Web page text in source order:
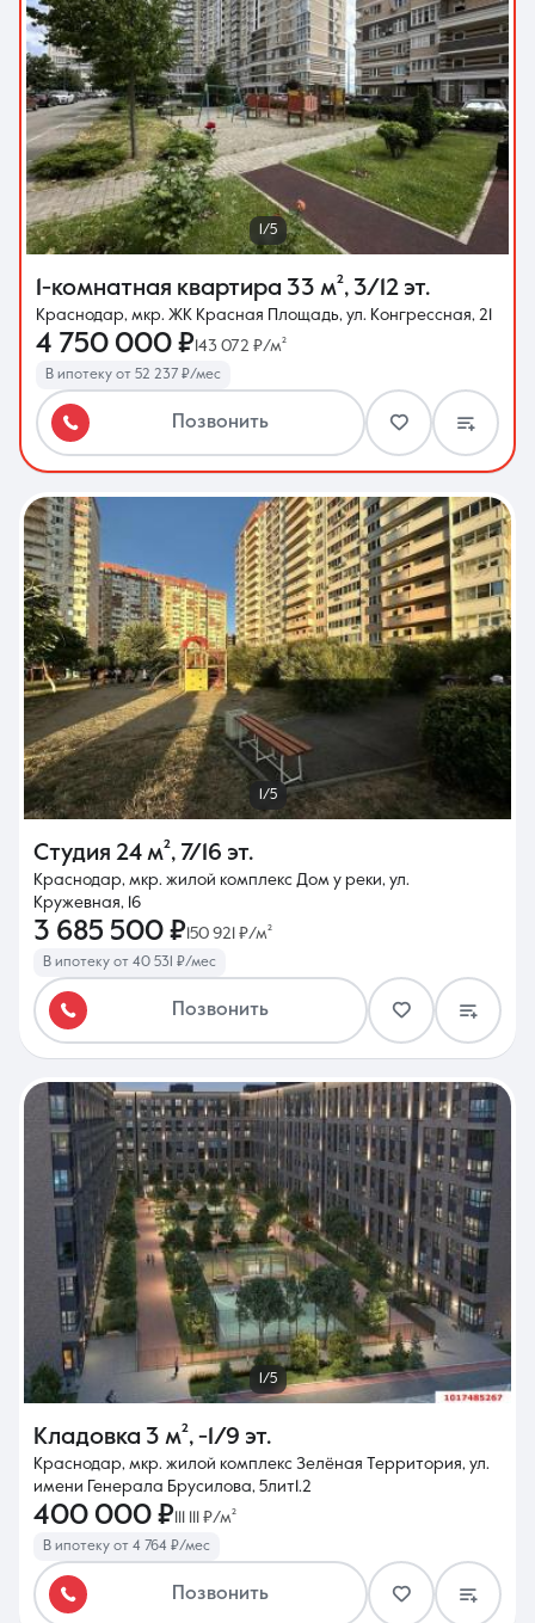
1/5
1-комнатная квартира 33 м², 3/12 эт.
Краснодар, мкр. ЖК Красная Площадь, ул. Конгрессная, 21
4 750 000 ₽ 143 072 ₽/м²
В ипотеку от 52 237 ₽/мес
Позвонить
1/5
Студия 24 м², 7/16 эт.
Краснодар, мкр. жилой комплекс Дом у реки, ул.
Кружевная, 16
3 685 500 ₽150 921 ₽/м²
В ипотеку от 40 531 ₽/мес
Позвонить
1/5
Кладовка 3 м², -1/9 эт.
Краснодар, мкр. жилой комплекс Зелёная Территория, ул.
имени Генерала Брусилова, 5лит1.2
400 000 ₽111 111 ₽/м²
В ипотеку от 4 764 ₽/мес
Позвонить